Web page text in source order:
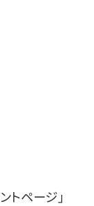
トページ」